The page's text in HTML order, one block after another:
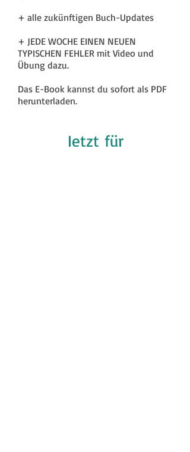
+ alle zukünftigen Buch-Updates
+ JEDE WOCHE EINEN NEUEN
TYPISCHEN FEHLER mit Video und
Übung dazu.
Das E-Book kannst du sofort als PDF
herunterladen.
Jetzt für